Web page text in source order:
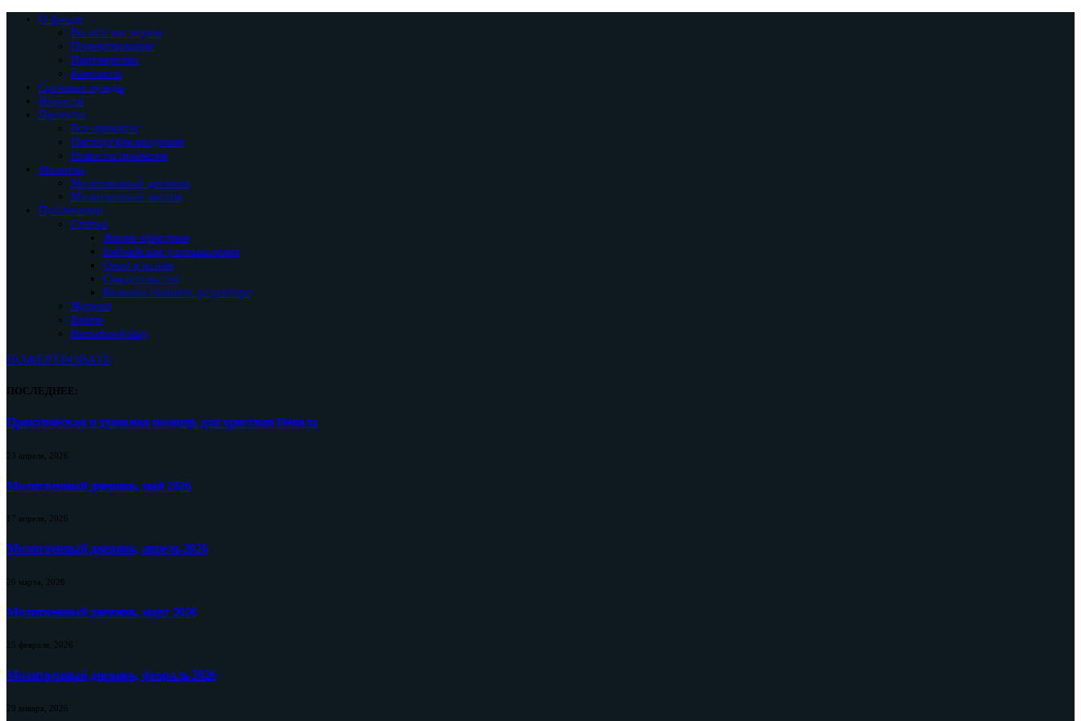
О фонде
Во что мы верим
Пожертвования
Партнерство
Контакты
Срочные нужды
Новости
Проекты
Все проекты
Пасторская академия
Новости проектов
Молитва
Молитвенный дневник
Молитвенный листок
Публикации
Статьи
Жизнь христиан
Библейские размышления
Окно в ислам
Свидетельства
Колонка главного редактора
Журнал
Книги
BarnabasToday
ПОЖЕРТВОВАТЬ
ПОСЛЕДНЕЕ:
Практическая и духовная помощь для христиан Непала
23 апреля, 2026
Молитвенный дневник, май 2026
17 апреля, 2026
Молитвенный дневник, апрель 2026
20 марта, 2026
Молитвенный дневник, март 2026
25 февраля, 2026
Молитвенный дневник, февраль 2026
29 января, 2026